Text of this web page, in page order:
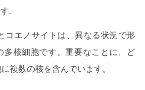
.
コエノサイトは、異なる状況で形
多核細胞です。重要なことに、ど
複数の核を含んでいます。